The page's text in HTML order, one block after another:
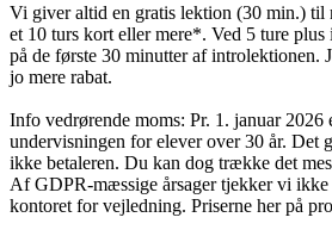
Vi giver altid en gratis lektion (30 min.) til
et 10 turs kort eller mere*. Ved 5 ture
på de første 30 minutter af introlektionen.
jo mere rabat.
Info vedrørende moms: Pr. 1. januar 2026
undervisningen for elever over 30 år. Det
ikke betaleren. Du kan dog trække det
Af GDPR-mæssige årsager tjekker vi
kontoret for vejledning. Priserne her på